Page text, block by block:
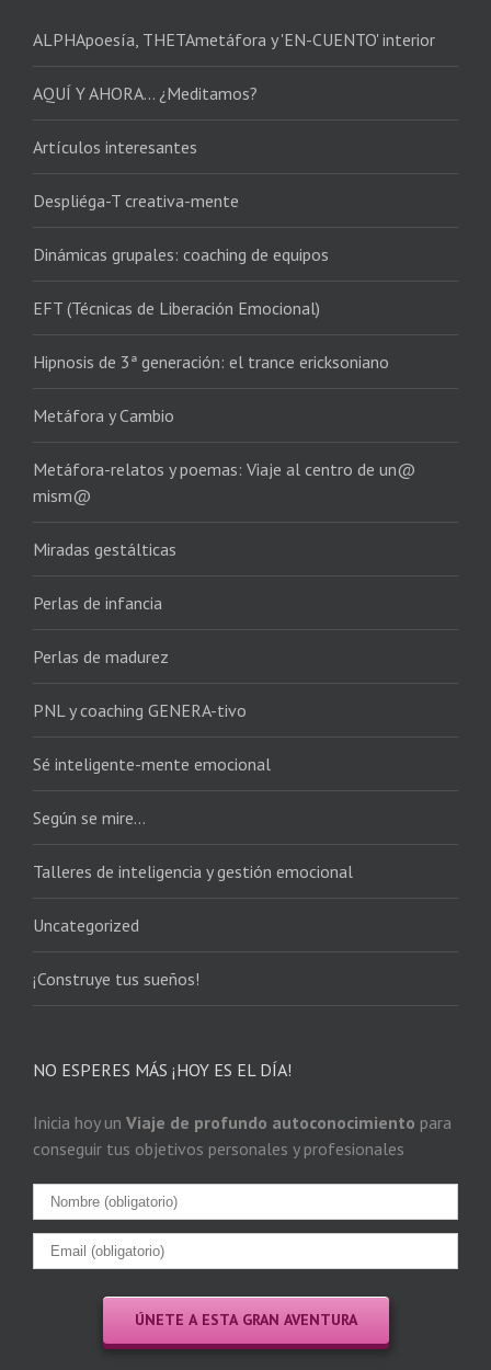
ALPHApoesía, THETAmetáfora y 'EN-CUENTO' interior
AQUÍ Y AHORA… ¿Meditamos?
Artículos interesantes
Despliéga-T creativa-mente
Dinámicas grupales: coaching de equipos
EFT (Técnicas de Liberación Emocional)
Hipnosis de 3ª generación: el trance ericksoniano
Metáfora y Cambio
Metáfora-relatos y poemas: Viaje al centro de un@
mism@
Miradas gestálticas
Perlas de infancia
Perlas de madurez
PNL y coaching GENERA-tivo
Sé inteligente-mente emocional
Según se mire…
Talleres de inteligencia y gestión emocional
Uncategorized
¡Construye tus sueños!
NO ESPERES MÁS ¡HOY ES EL DÍA!
Inicia hoy un Viaje de profundo autoconocimiento para
conseguir tus objetivos personales y profesionales